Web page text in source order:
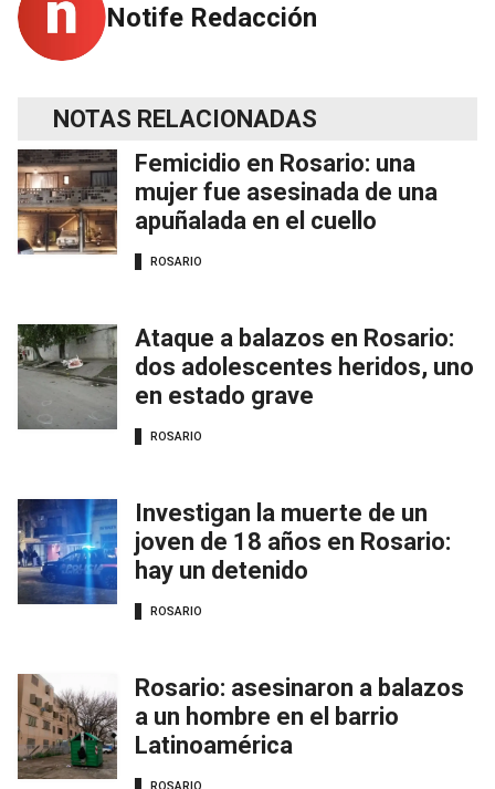
Notife Redacción
NOTAS RELACIONADAS
Femicidio en Rosario: una
mujer fue asesinada de una
apuñalada en el cuello
ROSARIO
Ataque a balazos en Rosario:
dos adolescentes heridos, uno
en estado grave
ROSARIO
Investigan la muerte de un
joven de 18 años en Rosario:
hay un detenido
ROSARIO
Rosario: asesinaron a balazos
a un hombre en el barrio
Latinoamérica